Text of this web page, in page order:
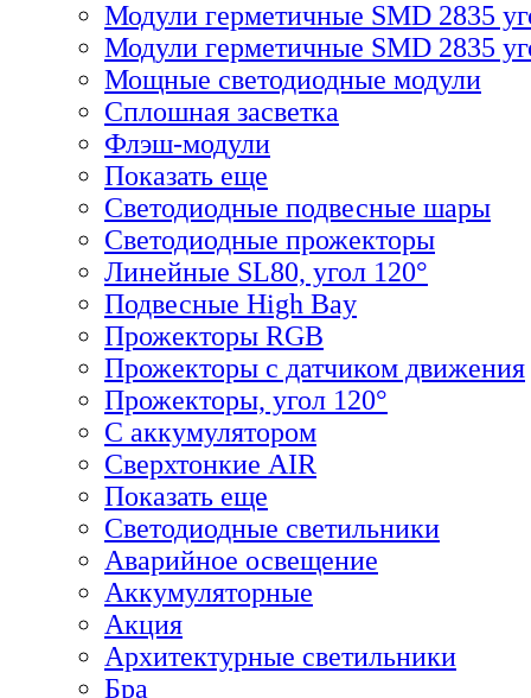
Модули герметичные SMD 2835
Модули герметичные SMD 2835
Мощные светодиодные модули
Сплошная засветка
Флэш-модули
Показать еще
Светодиодные подвесные шары
Светодиодные прожекторы
Линейные SL80, угол 120°
Подвесные High Bay
Прожекторы RGB
Прожекторы с датчиком движения
Прожекторы, угол 120°
С аккумулятором
Сверхтонкие AIR
Показать еще
Светодиодные светильники
Аварийное освещение
Аккумуляторные
Акция
Архитектурные светильники
Бра